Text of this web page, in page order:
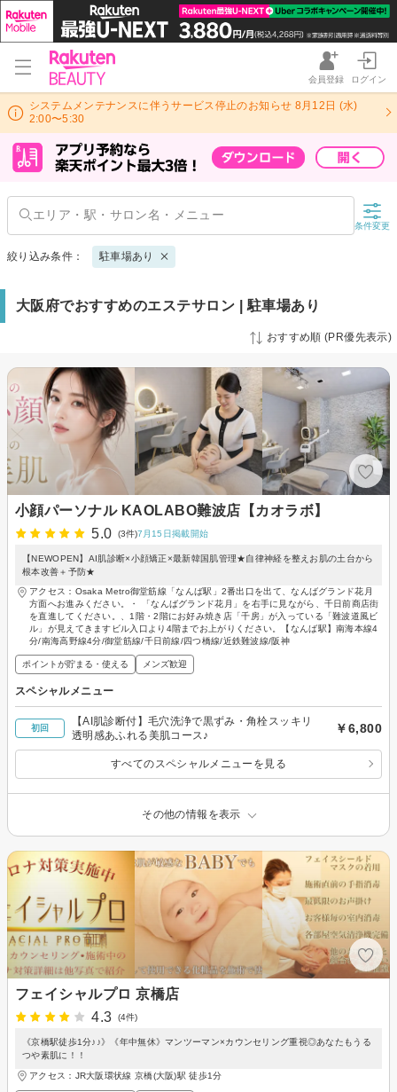
会員登録 ログイン
システムメンテナンスに伴うサービス停止のお知らせ 8月12日 (水)
2:00〜5:30
条件変更
絞り込み条件： 駐車場あり
大阪府でおすすめのエステサロン | 駐車場あり
おすすめ順 (PR優先表示)
小顔パーソナル KAOLABO難波店【カオラボ】
5.0
(3件)7月15日掲載開始
【NEWOPEN】AI肌診断×小顔矯正×最新韓国肌管理★自律神経を整えお肌の土台から
根本改善＋予防★
アクセス：Osaka Metro御堂筋線「なんば駅」2番出口を出て、なんばグランド花月
方面へお進みください。・ 「なんばグランド花月」を右手に見ながら、千日前商店街
を直進してください。、1階・2階にお好み焼き店「千房」が入っている「難波道風ビ
ル」が見えてきますビル入口より4階までお上がりください。【なんば駅】南海本線4
分/南海高野線4分/御堂筋線/千日前線/四つ橋線/近鉄難波線/阪神
ポイントが貯まる・使える メンズ歓迎
スペシャルメニュー
初回
【AI肌診断付】毛穴洗浄で黒ずみ・角栓スッキリ
透明感あふれる美肌コース♪
￥6,800
すべてのスペシャルメニューを見る
その他の情報を表示
フェイシャルプロ 京橋店
4.3
(4件)
《京橋駅徒歩1分♪♪》《年中無休》マンツーマン×カウンセリング重視◎あなたもうる
つや素肌に！！
アクセス：JR大阪環状線 京橋(大阪)駅 徒歩1分